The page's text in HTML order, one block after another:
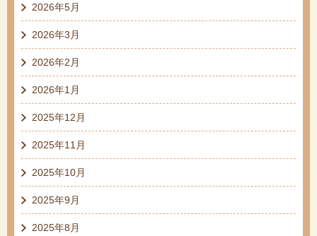
2026年5月
2026年3月
2026年2月
2026年1月
2025年12月
2025年11月
2025年10月
2025年9月
2025年8月